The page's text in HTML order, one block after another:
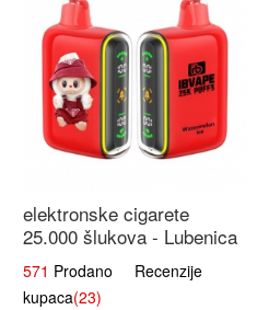
elektronske cigarete
25.000 šlukova - Lubenica
Led | Osježavajući Ljetni
Okus
571 Prodano Recenzije
kupaca(23)